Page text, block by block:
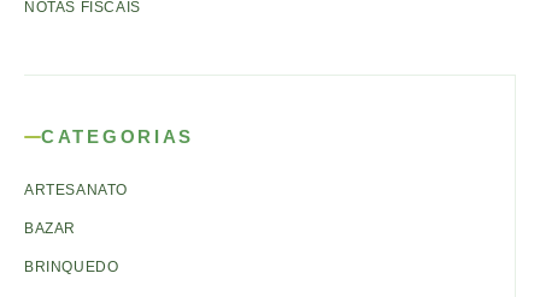
NOTAS FISCAIS
CATEGORIAS
ARTESANATO
BAZAR
BRINQUEDO